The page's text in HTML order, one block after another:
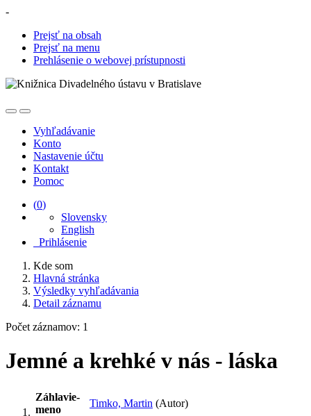
-
Prejsť na obsah
Prejsť na menu
Prehlásenie o webovej prístupnosti
Vyhľadávanie
Konto
Nastavenie účtu
Kontakt
Pomoc
(0)
Slovensky
English
Prihlásenie
Kde som
Hlavná stránka
Výsledky vyhľadávania
Detail záznamu
Počet záznamov: 1
Jemné a krehké v nás - láska
Záhlavie-
meno
Timko, Martin (Autor)